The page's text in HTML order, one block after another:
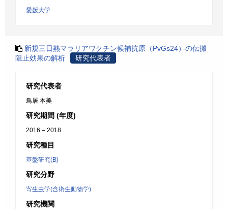
愛媛大学
新規三日熱マラリアワクチン候補抗原（PvGs24）の伝搬
阻止効果の解析
研究代表者
研究代表者
鳥居 本美
研究期間 (年度)
2016 – 2018
研究種目
基盤研究(B)
研究分野
寄生虫学(含衛生動物学)
研究機関